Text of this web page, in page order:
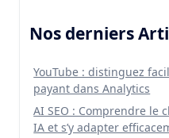
Nos derniers
YouTube : distinguez
payant dans Analytics
AI SEO : Comprendre le
IA et s’y adapter